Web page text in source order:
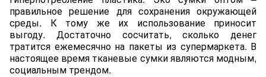
правильное решение для сохранения окружающей
среды. К тому же их использование приносит
выгоду. Достаточно сосчитать, сколько денег
тратится ежемесячно на пакеты из супермаркета. В
настоящее время тканевые сумки являются модным,
социальным трендом.